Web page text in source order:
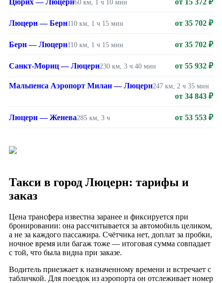
Цюрих — Люцерн60 км, 1 ч 10 мин от 15 372 ₽
Люцерн — Берн110 км, 1 ч 15 мин от 35 702 ₽
Берн — Люцерн110 км, 1 ч 15 мин от 35 702 ₽
Санкт-Мориц — Люцерн230 км, 3 ч 40 мин от 55 932 ₽
Мальпенса Аэропорт Милан — Люцерн247 км, 2 ч 35 мин
от 34 843 ₽
Люцерн — Женева285 км, 3 ч от 53 553 ₽
Такси в город Люцерн: тарифы и
заказ
Цена трансфера известна заранее и фиксируется при
бронировании: она рассчитывается за автомобиль целиком,
а не за каждого пассажира. Счётчика нет, доплат за пробки,
ночное время или багаж тоже — итоговая сумма совпадает
с той, что была видна при заказе.
Водитель приезжает к назначенному времени и встречает с
табличкой. Для поездок из аэропорта он отслеживает номер